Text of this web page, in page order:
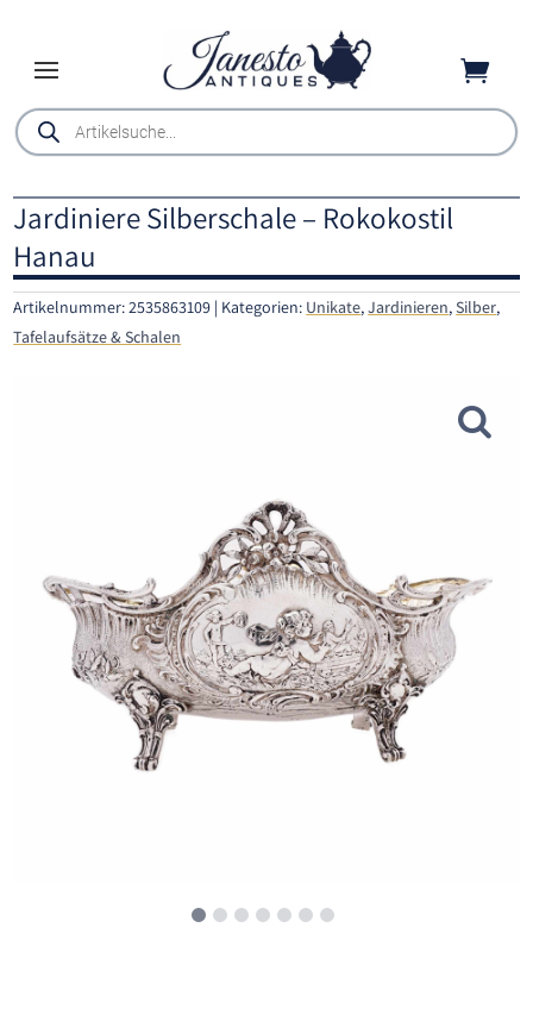

Products
search
Jardiniere Silberschale – Rokokostil
Hanau
Artikelnummer:2535863109 Kategorien: Unikate,Jardinieren,Silber,
Tafelaufsätze & Schalen